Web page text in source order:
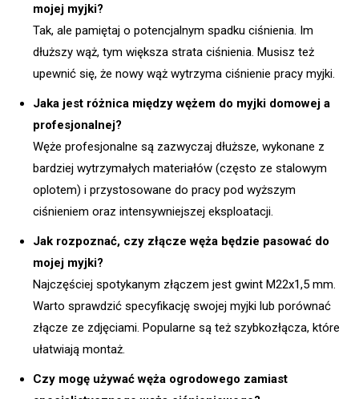
mojej myjki?
Tak, ale pamiętaj o potencjalnym spadku ciśnienia. Im
dłuższy wąż, tym większa strata ciśnienia. Musisz też
upewnić się, że nowy wąż wytrzyma ciśnienie pracy myjki.
Jaka jest różnica między wężem do myjki domowej a
profesjonalnej?
Węże profesjonalne są zazwyczaj dłuższe, wykonane z
bardziej wytrzymałych materiałów (często ze stalowym
oplotem) i przystosowane do pracy pod wyższym
ciśnieniem oraz intensywniejszej eksploatacji.
Jak rozpoznać, czy złącze węża będzie pasować do
mojej myjki?
Najczęściej spotykanym złączem jest gwint M22x1,5 mm.
Warto sprawdzić specyfikację swojej myjki lub porównać
złącze ze zdjęciami. Popularne są też szybkozłącza, które
ułatwiają montaż.
Czy mogę używać węża ogrodowego zamiast